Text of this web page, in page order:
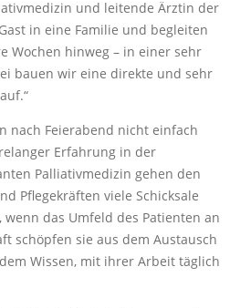
und leitende Ärztin der
in eine Familie und begleiten
Wochen hinweg – in einer sehr
bauen wir eine direkte und sehr
nach Feierabend nicht einfach
Erfahrung in der
Palliativmedizin gehen den
Pflegekräften viele Schicksale
wenn das Umfeld des Patienten an
schöpfen sie aus dem Austausch
Wissen, mit ihrer Arbeit täglich